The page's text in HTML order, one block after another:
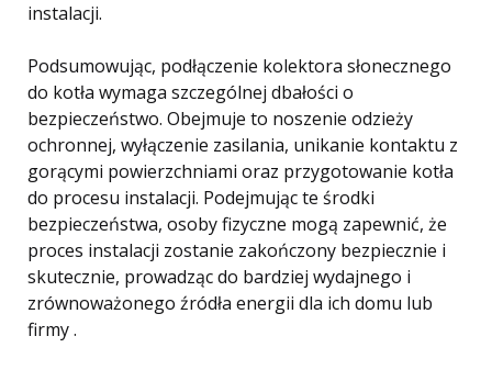
instalacji.
Podsumowując, podłączenie kolektora słonecznego
do kotła wymaga szczególnej dbałości o
bezpieczeństwo. Obejmuje to noszenie odzieży
ochronnej, wyłączenie zasilania, unikanie kontaktu z
gorącymi powierzchniami oraz przygotowanie kotła
do procesu instalacji. Podejmując te środki
bezpieczeństwa, osoby fizyczne mogą zapewnić, że
proces instalacji zostanie zakończony bezpiecznie i
skutecznie, prowadząc do bardziej wydajnego i
zrównoważonego źródła energii dla ich domu lub
firmy .